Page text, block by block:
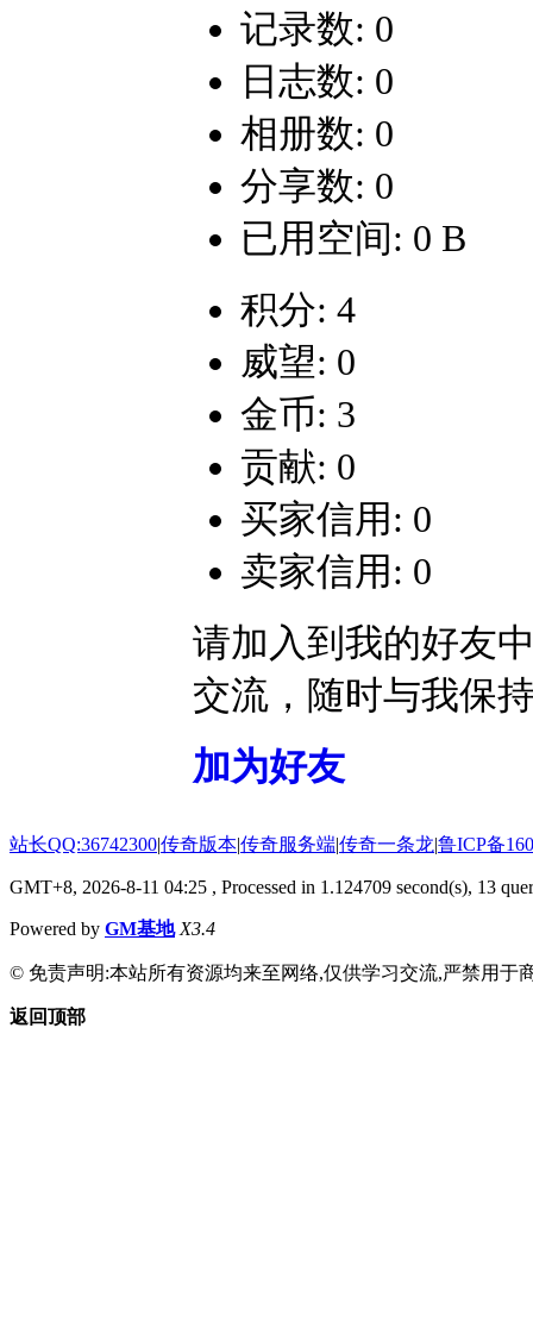
记录数: 0
日志数: 0
相册数: 0
分享数: 0
已用空间: 0 B
积分: 4
威望: 0
金币: 3
贡献: 0
买家信用: 0
卖家信用: 0
请加入到我的好友
交流，随时与我保
加为好友
站长QQ:36742300|传奇版本|传奇服务端|传奇一条龙|鲁ICP备
GMT+8, 2026-8-11 04:25 , Processed in 1.124709 second(s), 13
Powered by GM基地 X3.4
© 免责声明:本站所有资源均来至网络,仅供学习交流,严禁用于
返回顶部